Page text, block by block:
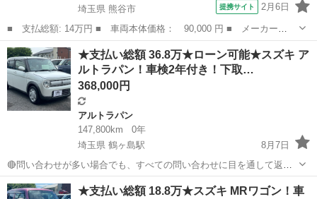
埼玉県 熊谷市
提携サイト 2月6日
■ 支払総額: 14万円 ■ 車両本体価格： 90,000 円 ■ メーカー
名： スズキ ■ 車種名： ワゴンＲ ■ グレード名： ＦＸ ■ 排
気量： 660cc ■ ドア枚数： 5D ■ ミッション： コラムAT ■
店...
埼玉 熊谷市 ワゴンＲ
★支払い総額 36.8万★ローン可能★スズキ ア
ルトラパン！車検2年付き！下取…
368,000円
アルトラパン
147,800km
0年
埼玉県 鶴ヶ島駅
8月7日
🔴問い合わせが多い場合でも、すべての問い合わせに目を通して返信
しておりますので、気にせずお気軽にお問い合わせください😊 ◆出品
番号◆ M6G0120 ◆支払い総額◆ 36.8万円 ローン可能！ 提携ローン
埼玉 川越市 鶴ヶ島駅 アルトラパン 車両
★支払い総額 18.8万★スズキ MRワゴン！車